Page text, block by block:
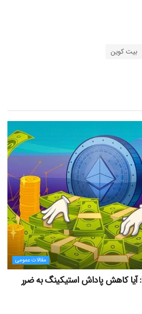
بیت کوین
مقالات عمومی
طرح جدید EIP-8363: آیا کاهش پاداش استیکینگ به ضرر